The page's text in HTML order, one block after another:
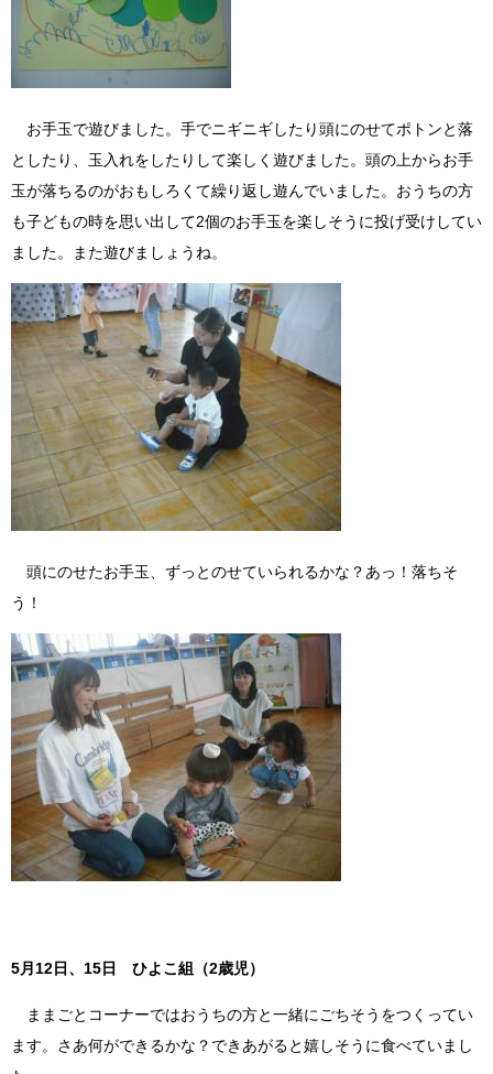
お手玉で遊びました。手でニギニギしたり頭にのせてポトンと落
としたり、玉入れをしたりして楽しく遊びました。頭の上からお手
玉が落ちるのがおもしろくて繰り返し遊んでいました。おうちの方
も子どもの時を思い出して2個のお手玉を楽しそうに投げ受けしてい
ました。また遊びましょうね。
頭にのせたお手玉、ずっとのせていられるかな？あっ！落ちそ
う！
5月12日、15日 ひよこ組（2歳児）
ままごとコーナーではおうちの方と一緒にごちそうをつくってい
ます。さあ何ができるかな？できあがると嬉しそうに食べていまし